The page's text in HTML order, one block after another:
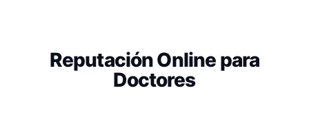
Reputación Online para
Doctores